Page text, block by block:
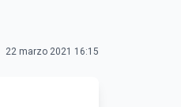
22 marzo 2021 16:15